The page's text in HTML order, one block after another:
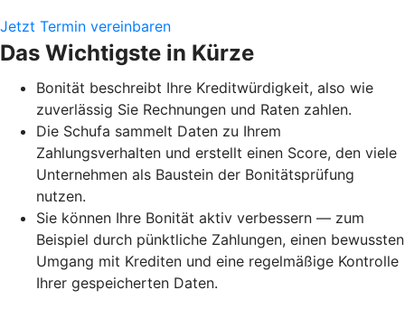
Jetzt Termin vereinbaren
Das Wichtigste in Kürze
Bonität beschreibt Ihre Kreditwürdigkeit, also wie
zuverlässig Sie Rechnungen und Raten zahlen.
Die Schufa sammelt Daten zu Ihrem
Zahlungsverhalten und erstellt einen Score, den viele
Unternehmen als Baustein der Bonitätsprüfung
nutzen.
Sie können Ihre Bonität aktiv verbessern — zum
Beispiel durch pünktliche Zahlungen, einen bewussten
Umgang mit Krediten und eine regelmäßige Kontrolle
Ihrer gespeicherten Daten.